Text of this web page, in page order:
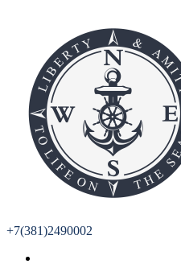
+7(381)2490002